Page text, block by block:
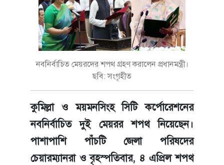
নবনির্বাচিত মেয়রদের শপথ গ্রহণ করালেন প্রধানমন্ত্রী।
ছবি: সংগৃহীত
কুমিল্লা ও ময়মনসিংহ সিটি কর্পোরেশনের
নবনির্বাচিত দুই মেয়রর শপথ নিয়েছেন।
পাশাপাশি পাঁচটি জেলা পরিষদের
চেয়ারম্যানরা ও বৃহস্পতিবার, ৪ এপ্রিল শপথ